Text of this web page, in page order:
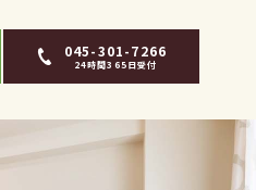
045-301-7266
24時間365日受付